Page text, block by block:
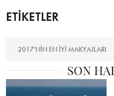
ETİKETLER
2017'NIN EN IYI MAKYAJLARI
SON